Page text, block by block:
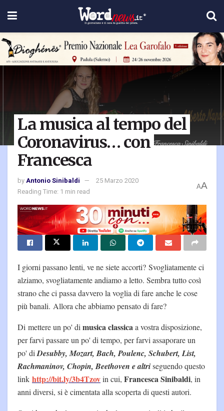
La musica al tempo del
Coronavirus… con
Francesca
byAntonio Sinibaldi
25 Marzo 2020
Reading Time: 1 min read
AA
I giorni passano lenti, ve ne siete accorti? Svogliatamente ci
alziamo, svogliatamente andiamo a letto. Sembra tutto così
strano che ci passa davvero la voglia di fare anche le cose
più banali. Allora che abbiamo pensato di fare?
Di mettere un po' di musica classicaa vostra disposizione,
per farvi passare un po' di tempo, per farvi assaporare un
po' di Desubby, Mozart, Bach, Poulenc, Schubert, List,
Rachmaninov, Chopin, Beethoven e altriseguendo questo
link http://bit.ly/3b4Tzovin cui, Francesca Sinibaldi, in
anni diversi, si è cimentata alla scoperta di questi autori.